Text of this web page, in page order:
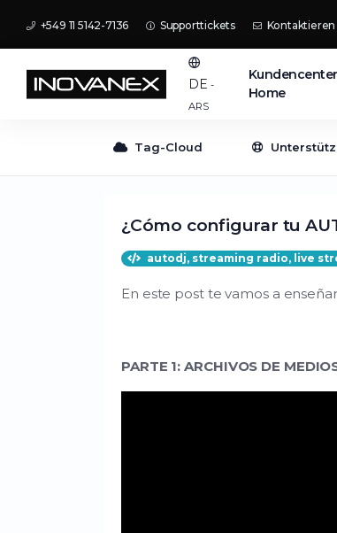
+549 11 5142-7136 Supporttickets Kontaktieren
DE -
ARS
Kundencenter
Home
Tag-Cloud
¿Cómo configurar tu
autodj, streaming radio, live
En este post te vamos a
PARTE 1: ARCHIVOS DE